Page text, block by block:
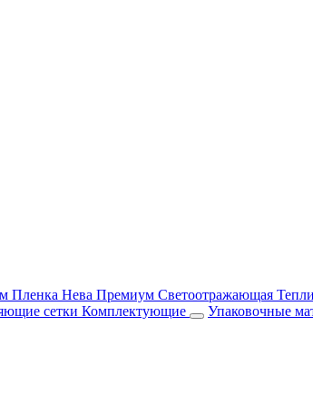
Пленка Нева Премиум Светоотражающая
сетки Комплектующие Упаковочные